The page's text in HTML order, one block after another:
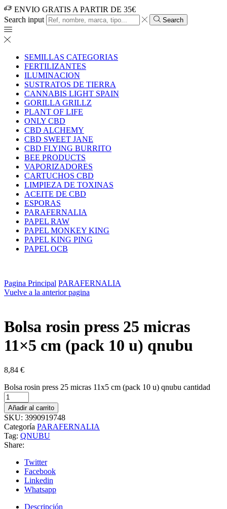
ENVIO GRATIS A PARTIR DE 35€
Search input
Search
SEMILLAS CATEGORIAS
FERTILIZANTES
ILUMINACION
SUSTRATOS DE TIERRA
CANNABIS LIGHT SPAIN
GORILLA GRILLZ
PLANT OF LIFE
ONLY CBD
CBD ALCHEMY
CBD SWEET JANE
CBD FLYING BURRITO
BEE PRODUCTS
VAPORIZADORES
CARTUCHOS CBD
LIMPIEZA DE TOXINAS
ACEITE DE CBD
ESPORAS
PARAFERNALIA
PAPEL RAW
PAPEL MONKEY KING
PAPEL KING PING
PAPEL OCB
Pagina Principal PARAFERNALIA
Vuelve a la anterior pagina
Bolsa rosin press 25 micras
11×5 cm (pack 10 u) qnubu
8,84 €
Bolsa rosin press 25 micras 11x5 cm (pack 10 u) qnubu cantidad
Añadir al carrito
SKU: 3990919748
Categoría PARAFERNALIA
Tag: QNUBU
Share:
Twitter
Facebook
Linkedin
Whatsapp
Descripción